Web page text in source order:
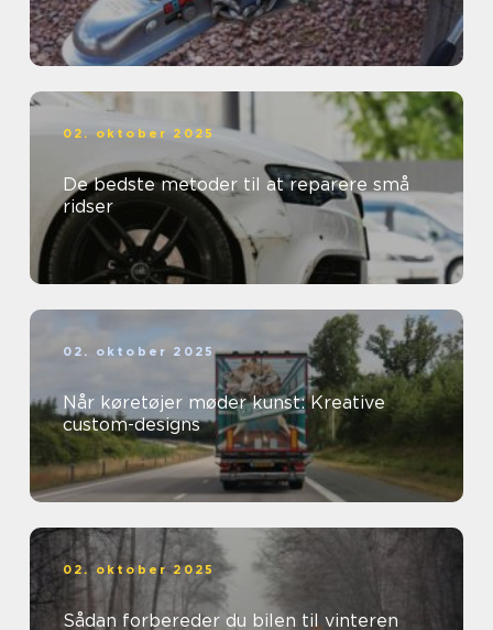
02. oktober 2025
De bedste metoder til at reparere små
ridser
02. oktober 2025
Når køretøjer møder kunst: Kreative
custom-designs
02. oktober 2025
Sådan forbereder du bilen til vinteren